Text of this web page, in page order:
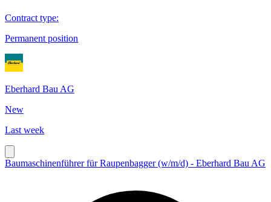
Contract type:
Permanent position
Eberhard Bau AG
New
Last week
Baumaschinenführer für Raupenbagger (w/m/d) - Eberhard Bau AG